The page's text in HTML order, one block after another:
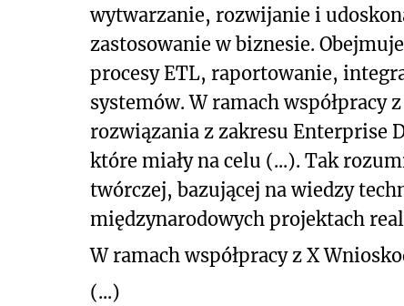
wytwarzanie, rozwijanie i
zastosowanie w biznesie.
procesy ETL, raportowanie,
systemów. W ramach współpracy
rozwiązania z zakresu Enterprise
które miały na celu (...). Tak
twórczej, bazującej na wiedzy
międzynarodowych projektach
W ramach współpracy z X
(...)